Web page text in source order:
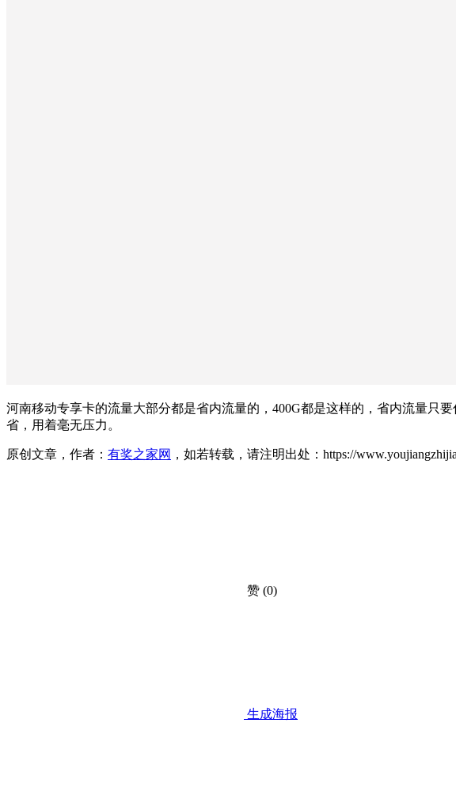
河南移动专享卡的流量大部分都是省内流量的，400G都是这样的，省内流量只
省，用着毫无压力。
原创文章，作者： 有奖之家网 ，如若转载，请注明出处：https://
赞 (0)
生成海报